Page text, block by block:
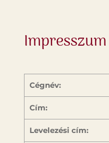
Impresszum
Cégnév:
Cím:
Levelezési cím: